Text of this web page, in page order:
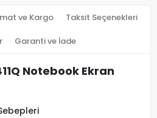
ve Kargo Taksit Seçenekleri
Garanti ve İade
Notebook Ekran